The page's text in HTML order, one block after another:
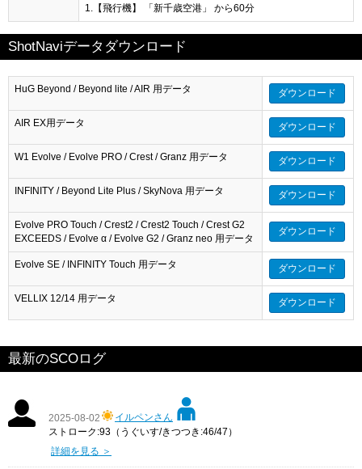
1.【飛行機】 「新千歳空港」 から60分
ShotNaviデータダウンロード
HuG Beyond / Beyond lite / AIR 用データ ダウンロード
AIR EX用データ ダウンロード
W1 Evolve / Evolve PRO / Crest / Granz 用データ ダウンロード
INFINITY / Beyond Lite Plus / SkyNova 用データ ダウンロード
Evolve PRO Touch / Crest2 / Crest2 Touch / Crest G2
EXCEEDS / Evolve α / Evolve G2 / Granz neo 用データ
ダウンロード
Evolve SE / INFINITY Touch 用データ ダウンロード
VELLIX 12/14 用データ ダウンロード
最新のSCOログ
2025-08-02
イルペンさん
ストローク:93（うぐいす/きつつき:46/47）
詳細を見る ＞